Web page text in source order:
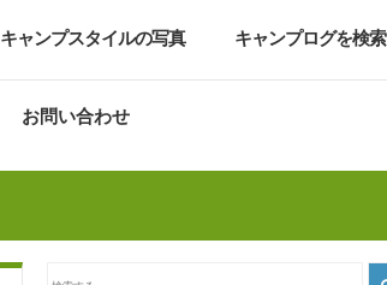
キャンプスタイルの写真 キャンプログを検索
お問い合わせ